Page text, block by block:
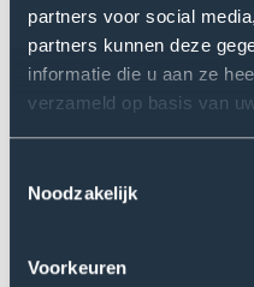
partners voor social
partners kunnen deze
informatie die u aan ze
verzameld op basis van
Noodzakelijk
Voorkeuren
Wil je de informatie
brochurevorm? Vul
ontvang binnen enkele
via e-mail.